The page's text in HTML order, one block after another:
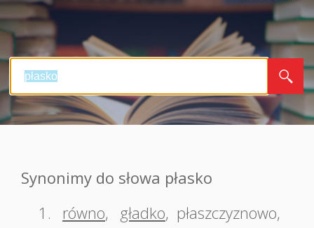
Synonimy do słowa płasko
1.
równo, gładko, płaszczyznowo,